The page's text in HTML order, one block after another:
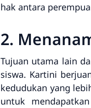
hak antara
2.
Tujuan utama lain
siswa. Kartini
kedudukan yang
untuk